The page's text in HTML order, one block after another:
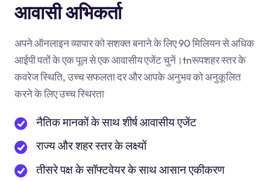
आवासी अभिकर्ता
अपने ऑनलाइन व्यापार को सशक्त बनाने के लिए 90 मिलियन से अधिक
आईपी पतों के एक पूल से एक आवासीय एजेंट चुनें।tnरूपशहर स्तर के
कवरेज स्थिति, उच्च सफलता दर और आपके अनुभव को अनुकूलित
करने के लिए उच्च स्थिरता
नैतिक मानकों के साथ शीर्ष आवासीय एजेंट
राज्य और शहर स्तर के लक्ष्यों
तीसरे पक्ष के सॉफ्टवेयर के साथ आसान एकीकरण